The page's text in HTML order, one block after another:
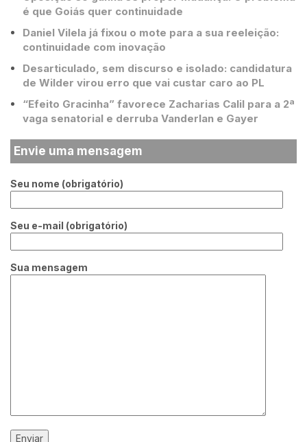
é que Goiás quer continuidade
Daniel Vilela já fixou o mote para a sua reeleição:
continuidade com inovação
Desarticulado, sem discurso e isolado: candidatura
de Wilder virou erro que vai custar caro ao PL
“Efeito Gracinha” favorece Zacharias Calil para a 2ª
vaga senatorial e derruba Vanderlan e Gayer
Envie uma mensagem
Seu nome (obrigatório)
Seu e-mail (obrigatório)
Sua mensagem